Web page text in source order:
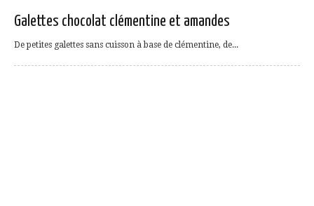
Galettes chocolat clémentine et amandes
De petites galettes sans cuisson à base de clémentine, de...